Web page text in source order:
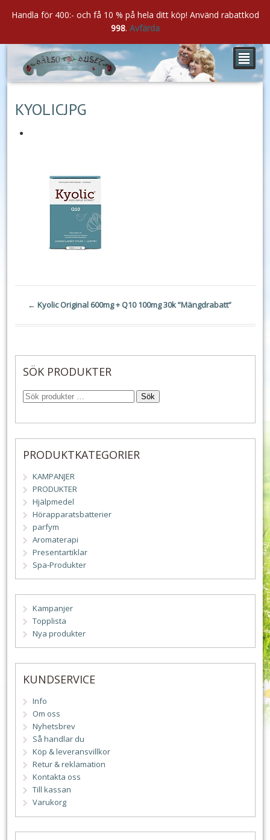
²
KYOLICJPG
← Kyolic Original 600mg + Q10 100mg 30k ”Mängdrabatt”
SÖK PRODUKTER
Sök
PRODUKTKATEGORIER
KAMPANJER
PRODUKTER
Hjälpmedel
Hörapparatsbatterier
parfym
Aromaterapi
Presentartiklar
Spa-Produkter
Kampanjer
Topplista
Nya produkter
KUNDSERVICE
Info
Om oss
Nyhetsbrev
Så handlar du
Köp & leveransvillkor
Retur & reklamation
Kontakta oss
Till kassan
Varukorg
Handla för 400:- och få 10 % på hela ditt köp! Använd rabattkod
998. Avfärda